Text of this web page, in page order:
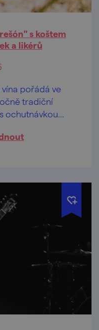
s koštem
a likérů
pořádá ve
tradiční
ochutnávkou